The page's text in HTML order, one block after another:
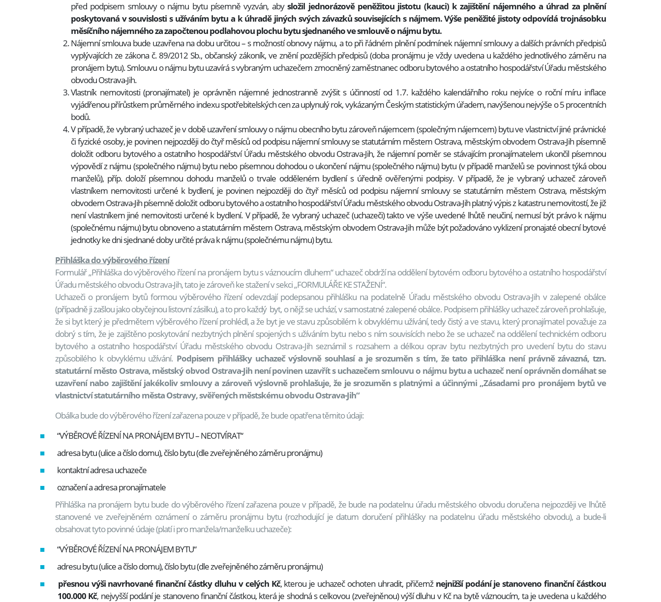
před podpisem smlouvy o nájmu bytu písemně vyzván, abysložil jednorázově peněžitou jistotu (kauci) k zajištění nájemného a úhrad za plnění
poskytovaná v souvislosti s užíváním bytu a k úhradě jiných svých závazků souvisejících s nájmem. Výše peněžité jistoty odpovídá trojnásobku
měsíčního nájemného za započtenou podlahovou plochu bytu sjednaného ve smlouvě o nájmu bytu.
Nájemní smlouva bude uzavřena na dobu určitou – s možností obnovy nájmu, a to při řádném plnění podmínek nájemní smlouvy a dalších právních předpisů
vyplývajících ze zákona č. 89/2012 Sb., občanský zákoník, ve znění pozdějších předpisů (doba pronájmu je vždy uvedena u každého jednotlivého záměru na
pronájem bytu). Smlouvu o nájmu bytu uzavírá s vybraným uchazečem zmocněný zaměstnanec odboru bytového a ostatního hospodářství Úřadu městského
obvodu Ostrava-Jih.
Vlastník nemovitosti (pronajímatel) je oprávněn nájemné jednostranně zvýšit s účinností od 1.7. každého kalendářního roku nejvíce o roční míru inflace
vyjádřenou přírůstkem průměrného indexu spotřebitelských cen za uplynulý rok, vykázaným Českým statistickým úřadem, navýšenou nejvýše o 5 procentních
bodů.
V případě, že vybraný uchazeč je v době uzavření smlouvy o nájmu obecního bytu zároveň nájemcem (společným nájemcem) bytu ve vlastnictví jiné právnické
či fyzické osoby, je povinen nejpozději do čtyř měsíců od podpisu nájemní smlouvy se statutárním městem Ostrava, městským obvodem Ostrava-Jih písemně
doložit odboru bytového a ostatního hospodářství Úřadu městského obvodu Ostrava-Jih, že nájemní poměr se stávajícím pronajímatelem ukončil písemnou
výpovědí z nájmu (společného nájmu) bytu nebo písemnou dohodou o ukončení nájmu (společného nájmu) bytu (v případě manželů se povinnost týká obou
manželů), příp. doloží písemnou dohodu manželů o trvale odděleném bydlení s úředně ověřenými podpisy. V případě, že je vybraný uchazeč zároveň
vlastníkem nemovitosti určené k bydlení, je povinen nejpozději do čtyř měsíců od podpisu nájemní smlouvy se statutárním městem Ostrava, městským
obvodem Ostrava-Jih písemně doložit odboru bytového a ostatního hospodářství Úřadu městského obvodu Ostrava-Jih platný výpis z katastru nemovitostí, že již
není vlastníkem jiné nemovitosti určené k bydlení. V případě, že vybraný uchazeč (uchazeči) takto ve výše uvedené lhůtě neučiní, nemusí být právo k nájmu
(společnému nájmu) bytu obnoveno a statutárním městem Ostrava, městským obvodem Ostrava-Jih může být požadováno vyklizení pronajaté obecní bytové
jednotky ke dni sjednané doby určité práva k nájmu (společnému nájmu) bytu.
Přihláška do výběrového řízení
Formulář „Přihláška do výběrového řízení na pronájem bytu s váznoucím dluhem“ uchazeč obdrží na oddělení bytovém odboru bytového a ostatního hospodářství
Úřadu městského obvodu Ostrava-Jih, tato je zároveň ke stažení v sekci „FORMULÁŘE KE STAŽENÍ“.
Uchazeči o pronájem bytů formou výběrového řízení odevzdají podepsanou přihlášku na podatelně Úřadu městského obvodu Ostrava-Jih v zalepené obálce
(případně ji zašlou jako obyčejnou listovní zásilku), a to pro každý byt, o nějž se uchází, v samostatné zalepené obálce. Podpisem přihlášky uchazeč zároveň prohlašuje,
že si byt který je předmětem výběrového řízení prohlédl, a že byt je ve stavu způsobilém k obvyklému užívání, tedy čistý a ve stavu, který pronajímatel považuje za
dobrý s tím, že je zajištěno poskytování nezbytných plnění spojených s užíváním bytu nebo s ním souvisících nebo že se uchazeč na oddělení technickém odboru
bytového a ostatního hospodářství Úřadu městského obvodu Ostrava‑Jih seznámil s rozsahem a délkou oprav bytu nezbytných pro uvedení bytu do stavu
způsobilého k obvyklému užívání. Podpisem přihlášky uchazeč výslovně souhlasí a je srozuměn s tím, že tato přihláška není právně závazná, tzn.
statutární město Ostrava, městský obvod Ostrava-Jih není povinen uzavřít s uchazečem smlouvu o nájmu bytu a uchazeč není oprávněn domáhat se
uzavření nabo zajištění jakékoliv smlouvy a zároveň výslovně prohlašuje, že je srozuměn s platnými a účinnými „Zásadami pro pronájem bytů ve
vlastnictví statutárního města Ostravy, svěřených městskému obvodu Ostrava-Jih“
Obálka bude do výběrového řízení zařazena pouze v případě, že bude opatřena těmito údaji:
“VÝBĚROVÉ ŘÍZENÍ NA PRONÁJEM BYTU – NEOTVÍRAT“
adresa bytu (ulice a číslo domu), číslo bytu (dle zveřejněného záměru pronájmu)
kontaktní adresa uchazeče
označení a adresa pronajímatele
Přihláška na pronájem bytu bude do výběrového řízení zařazena pouze v případě, že bude na podatelnu úřadu městského obvodu doručena nejpozději ve lhůtě
stanovené ve zveřejněném oznámení o záměru pronájmu bytu (rozhodující je datum doručení přihlášky na podatelnu úřadu městského obvodu), a bude-li
obsahovat tyto povinné údaje (platí i pro manžela/manželku uchazeče):
“VÝBĚROVÉ ŘÍZENÍ NA PRONÁJEM BYTU“
adresu bytu (ulice a číslo domu), číslo bytu (dle zveřejněného záměru pronájmu)
přesnou výši navrhované finanční částky dluhu v celých Kč, kterou je uchazeč ochoten uhradit, přičemž nejnižší podání je stanoveno finanční částkou
100.000 Kč, nejvyšší podání je stanoveno finanční částkou, která je shodná s celkovou (zveřejněnou) výší dluhu v Kč na bytě váznoucím, ta je uvedena u každého